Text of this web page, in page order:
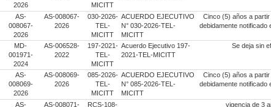
2026
MICITT
AS-
008067-
2026
AS-008067-
2026
030-2026-
TEL-
MICITT
ACUERDO EJECUTIVO
N° 030-2026-TEL-
MICITT
Cinco (5) años a
debidamente notificado
MD-
001971-
2024
AS-006528-
2022
197-2021-
TEL-
MICITT
Acuerdo Ejecutivo 197-
2021-TEL-MICITT
Se deja sin
AS-
008069-
2026
AS-008069-
2026
085-2026-
TEL-
MICITT
ACUERDO EJECUTIVO
N° 085-2026-TEL-
MICITT
Cinco (5) años a
debidamente notificado
AS-
AS-008071-
RCS-108-
vigencia de 3